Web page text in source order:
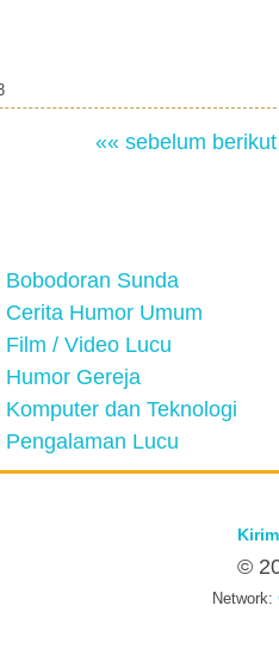
«« sebelum
Bobodoran Sunda
Cerita Humor Umum
Film / Video Lucu
Humor Gereja
Komputer dan Teknologi
Pengalaman Lucu
©
Network: